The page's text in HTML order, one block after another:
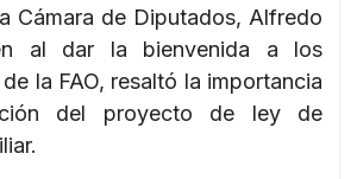
Cámara de Diputados, Alfredo
al dar la bienvenida a los
la FAO, resaltó la importancia
del proyecto de ley de